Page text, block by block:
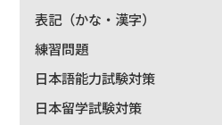
表記（かな・漢字）
練習問題
日本語能力試験対策
日本留学試験対策